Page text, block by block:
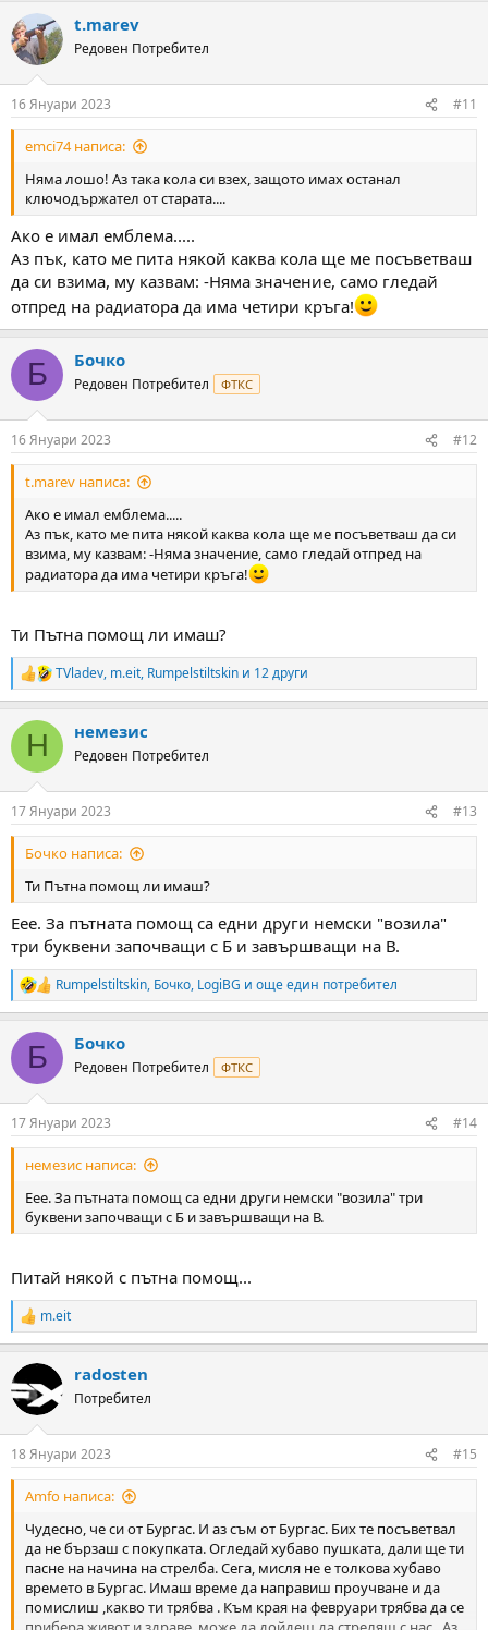
c
t
i
s
:
t.marev
Редовен Потребител
16 Януари 2023 #11
emci74 написа:
Няма лошо! Аз така кола си взех, защото имах останал
ключодържател от старата....
Ако е имал емблема.....
Аз пък, като ме пита някой каква кола ще ме посъветваш
да си взима, му казвам: -Няма значение, само гледай
отпред на радиатора да има четири кръга!
Б Бочко
Редовен Потребител ФТКС
16 Януари 2023 #12
t.marev написа:
Ако е имал емблема.....
Аз пък, като ме пита някой каква кола ще ме посъветваш да си
взима, му казвам: -Няма значение, само гледай отпред на
радиатора да има четири кръга!
Ти Пътна помощ ли имаш?
R
e
c
i
s
:
TVladev, m.eit, Rumpelstiltskin и 12 други
Н немезис
Редовен Потребител
17 Януари 2023 #13
Бочко написа:
Ти Пътна помощ ли имаш?
Еее. За пътната помощ са едни други немски "возила"
три буквени започващи с Б и завършващи на В.
R
e
c
i
s
:
Rumpelstiltskin, Бочко, LogiBG и още един потребител
Б Бочко
Редовен Потребител ФТКС
17 Януари 2023 #14
немезис написа:
Еее. За пътната помощ са едни други немски "возила" три
буквени започващи с Б и завършващи на В.
Питай някой с пътна помощ...
R
e
c
t
i
s
:
m.eit
radosten
Потребител
18 Януари 2023 #15
Amfo написа:
Чудесно, че си от Бургас. И аз съм от Бургас. Бих те посъветвал
да не бързаш с покупката. Огледай хубаво пушката, дали ще ти
пасне на начина на стрелба. Сега, мисля не е толкова хубаво
времето в Бургас. Имаш време да направиш проучване и да
помислиш ,какво ти трябва . Към края на февруари трябва да се